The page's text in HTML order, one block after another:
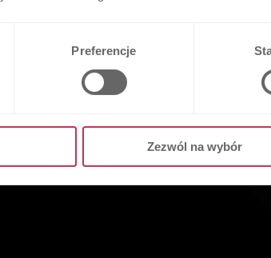
Preferencje
Zezwól na wybór